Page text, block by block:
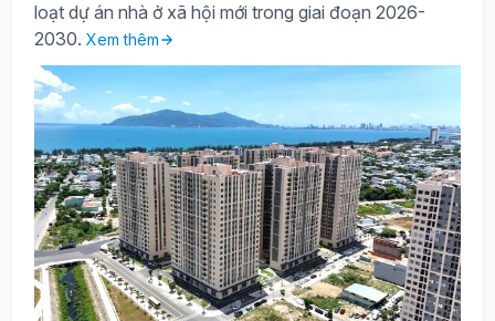
loạt dự án nhà ở xã hội mới trong giai đoạn 2026-
2030. Xem thêm